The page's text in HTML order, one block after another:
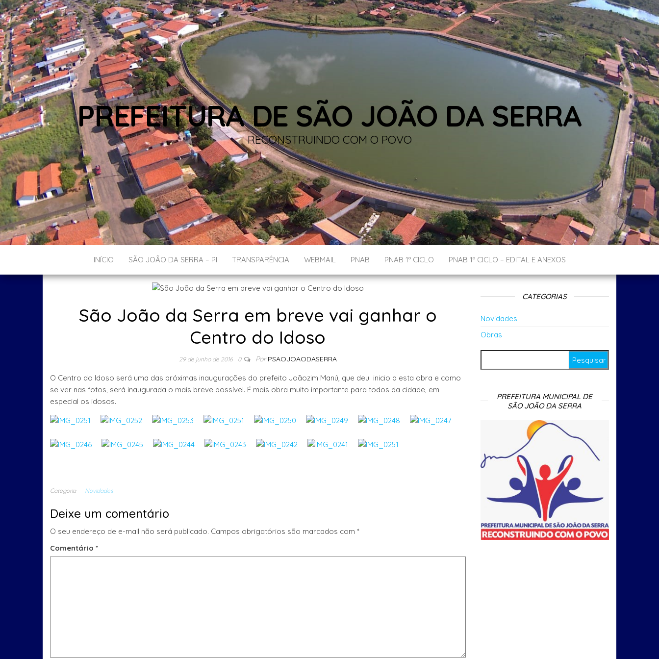
PREFEITURA DE SÃO JOÃO DA SERRA
RECONSTRUINDO COM O POVO
INÍCIO SÃO JOÃO DA SERRA – PI TRANSPARÊNCIA WEBMAIL PNAB PNAB 1º CICLO PNAB 1º CICLO – EDITAL E ANEXOS
São João da Serra em breve vai ganhar o
Centro do Idoso
29 de junho de 2016 0 Por PSAOJOAODASERRA
O Centro do Idoso será uma das próximas inaugurações do prefeito Joãozim Manú, que deu inicio a esta obra e como
se ver nas fotos, será inaugurada o mais breve possível. É mais obra muito importante para todos da cidade, em
especial os idosos.
Categoria Novidades
Deixe um comentário
O seu endereço de e-mail não será publicado. Campos obrigatórios são marcados com *
Comentário *
CATEGORIAS
Novidades
Obras
PREFEITURA MUNICIPAL DE
SÃO JOÃO DA SERRA